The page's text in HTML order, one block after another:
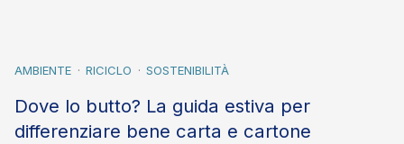
AMBIENTE RICICLO SOSTENIBILITÀ
Dove lo butto? La guida estiva per
differenziare bene carta e cartone